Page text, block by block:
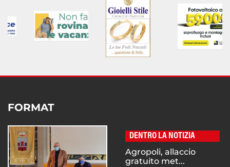
FORMAT
DENTRO LA NOTIZIA
Agropoli, allaccio
gratuito met...